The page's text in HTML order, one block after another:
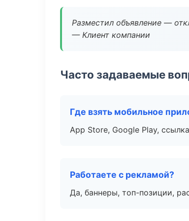
Разместил объявление —
— Клиент компании
Часто задаваемые
Где взять мобильное
App Store, Google Play,
Работаете с рекламой?
Да, баннеры, топ-позиции,